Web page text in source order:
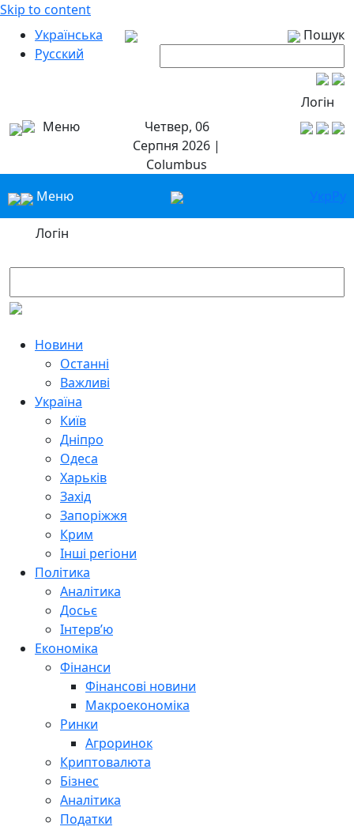
Skip to content
Українська
Русский
Пошук
Логін
Меню
Четвер, 06
Серпня 2026 |
Columbus
Меню
УкрРу
Логін
Новини
Останні
Важливі
Україна
Київ
Дніпро
Одеса
Харьків
Захід
Запоріжжя
Крим
Інші регіони
Політика
Аналітика
Досьє
Інтерв’ю
Економіка
Фінанси
Фінансові новини
Макроекономіка
Ринки
Агроринок
Криптовалюта
Бізнес
Аналітика
Податки